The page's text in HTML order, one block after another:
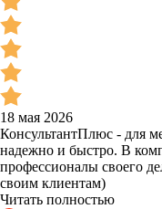
18 мая 2026
КонсультантПлюс - для
надежно и быстро. В
профессионалы своего
своим клиентам)
Читать полностью